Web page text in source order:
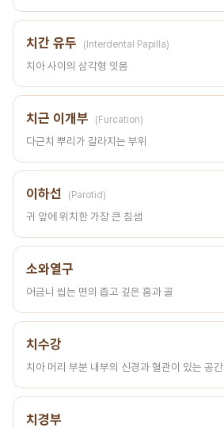
치간 유두 (Interdental Papilla)
치아 사이의 삼각형 잇몸
치근 이개부 (Furcation)
다근치 뿌리가 갈라지는 부위
이하선 (Parotid)
귀 앞에 위치한 가장 큰 침샘
소와열구
어금니 씹는 면의 좁고 깊은 홈과 골
치수강
치아 머리 부분 내부의 신경과 혈관이 있는 공간
치경부